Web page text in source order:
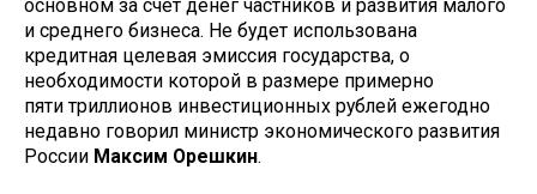
основном за счёт денег частников и развития малого
и среднего бизнеса. Не будет использована
кредитная целевая эмиссия государства, о
необходимости которой в размере примерно
пяти триллионов инвестиционных рублей ежегодно
недавно говорил министр экономического развития
России Максим Орешкин.